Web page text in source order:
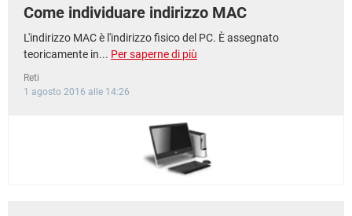
Come individuare indirizzo MAC
L'indirizzo MAC è l'indirizzo fisico del PC. È assegnato
teoricamente in... Per saperne di più
Reti
1 agosto 2016 alle 14:26